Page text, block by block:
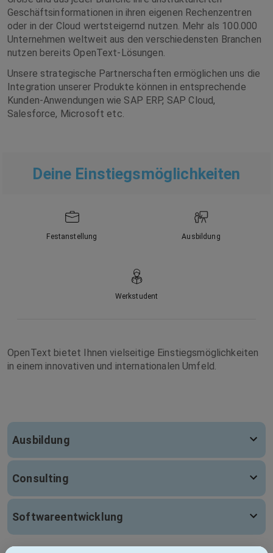
Geschäftsinformationen in ihren eigenen Rechenzentren
oder in der Cloud wertsteigernd nutzen. Mehr als 100.000
Unternehmen weltweit aus den verschiedensten Branchen
nutzen bereits OpenText-Lösungen.
Unsere strategische Partnerschaften ermöglichen uns die
Integration unserer Produkte können in entsprechende
Kunden-Anwendungen wie SAP ERP, SAP Cloud,
Salesforce, Microsoft etc.
Deine Einstiegsmöglichkeiten
Festanstellung Ausbildung
Werkstudent
OpenText bietet Ihnen vielseitige Einstiegsmöglichkeiten
in einem innovativen und internationalen Umfeld.
Ausbildung
Consulting
Softwareentwicklung